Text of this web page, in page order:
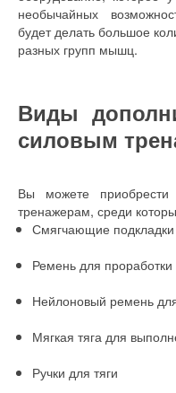
необычайных
будет делать большое
разных групп мышц.
Виды
силовым
Вы можете
тренажерам, среди
Смягчающие
Ремень для
Нейлоновый ремень
Мягкая тяга для
Ручки для тяги